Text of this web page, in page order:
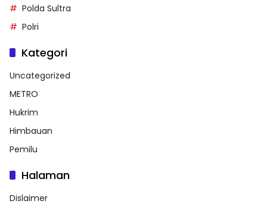
Polda Sultra
Polri
Kategori
Uncategorized
METRO
Hukrim
Himbauan
Pemilu
Halaman
Dislaimer